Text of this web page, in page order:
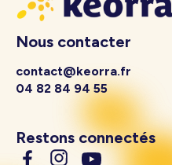
Nous contacter
contact@keorra.fr
04 82 84 94 55
Restons connectés